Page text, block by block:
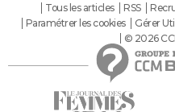
Tous les articles
RSS
Paramétrer les cookies
Gérer
© 2026